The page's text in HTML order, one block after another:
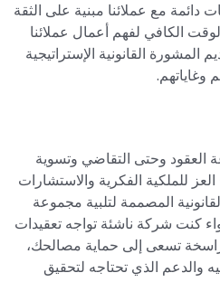
دائمة مع عملائنا مبنية على الثقة
الكافي لفهم أعمال عملائنا
القانونية الإستراتيجية
وغاياتهم.
العقود وحتى التقاضي وتسوية
للملكية الفكرية والاستشارات
المصممة لتلبية مجموعة
كنت شركة ناشئة تواجه تعقيدات
تسعى إلى حماية مصالحك،
والدعم الذي تحتاجه لتحقيق